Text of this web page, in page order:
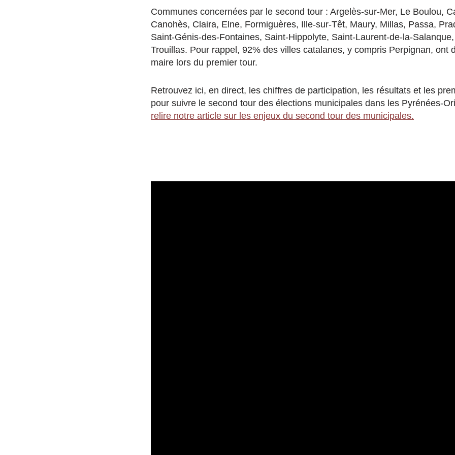
Communes concernées par le second tour : Argelès-sur-Mer, Le Boulou,
Canohès, Claira, Elne, Formiguères, Ille-sur-Têt, Maury, Millas, Passa,
Saint-Génis-des-Fontaines, Saint-Hippolyte, Saint-Laurent-de-la-
Trouillas. Pour rappel, 92% des villes catalanes, y compris Perpignan, ont
maire lors du premier tour.
Retrouvez ici, en direct, les chiffres de participation, les résultats et les
pour suivre le second tour des élections municipales dans les Pyrénées-
relire notre article sur les enjeux du second tour des municipales.